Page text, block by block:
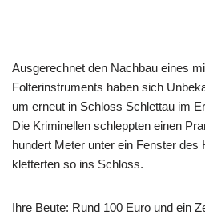
Ausgerechnet den Nachbau eines
Folterinstruments haben sich
um erneut in Schloss Schlettau im
Die Kriminellen schleppten einen
hundert Meter unter ein Fenster des
kletterten so ins Schloss.
Ihre Beute: Rund 100 Euro und ein